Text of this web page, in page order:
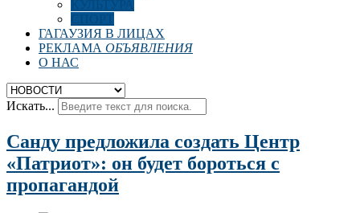
КУЛЬТУРА
СПОРТ
ГАГАУЗИЯ В ЛИЦАХ
РЕКЛАМА ОБЪЯВЛЕНИЯ
О НАС
Искать...
Санду предложила создать Центр
«Патриот»: он будет бороться с
пропагандой